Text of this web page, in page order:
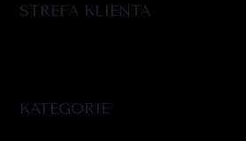
STREFA KLIENTA
KATEGORIE